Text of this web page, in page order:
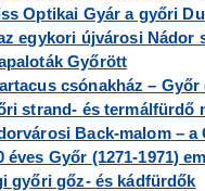
Optikai Gyár a győri
egykori újvárosi Nádor
Győrött
csónakház– Győr
strand- és termálfürdő
Back-malom – a
éves Győr (1271-1971)
győri gőz- és kádfürdők